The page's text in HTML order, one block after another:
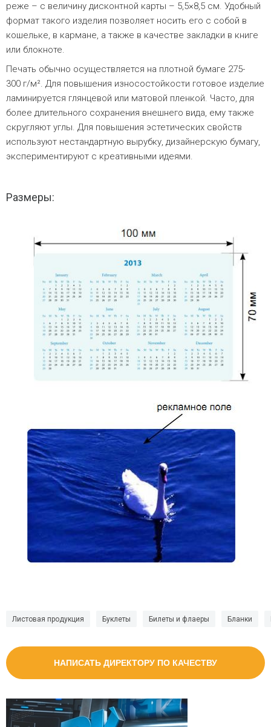
Листовая продукция Буклеты Билеты и флаеры Бланки
НАПИСАТЬ ДИРЕКТОРУ ПО КАЧЕСТВУ
реже – с величину дисконтной карты – 5,5×8,5 см. Удобный
формат такого изделия позволяет носить его с собой в
кошельке, в кармане, а также в качестве закладки в книге
или блокноте.
Печать обычно осуществляется на плотной бумаге 275-
300 г/м². Для повышения износостойкости готовое изделие
ламинируется глянцевой или матовой пленкой. Часто, для
более длительного сохранения внешнего вида, ему также
скругляют углы. Для повышения эстетических свойств
используют нестандартную вырубку, дизайнерскую бумагу,
экспериментируют с креативными идеями.
Размеры: